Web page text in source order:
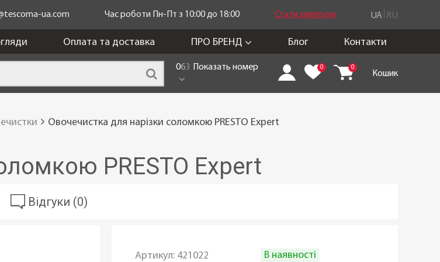
ua.com Час роботи Пн-Пт з 10:00 до 18:00 Стати дилером UA RU
Оплата та доставка ПРО БРЕНД Блог Контакти
063 Показать номер 0 0
Кошик
Овочечистка для нарізки соломкою PRESTO Expert
PRESTO Expert
Відгуки (0)
Артикул: 421022 В наявності